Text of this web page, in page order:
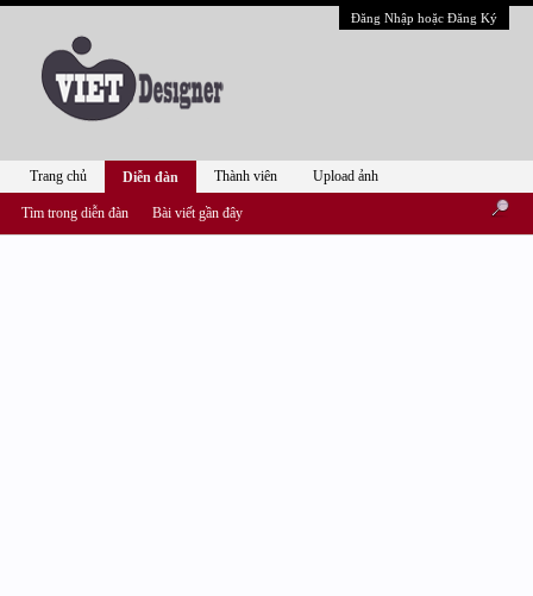
Đăng Nhập hoặc Đăng Ký
Trang chủ Diễn đàn
Tìm trong diễn đàn Bài viết gần đây
Thành viên Upload ảnh